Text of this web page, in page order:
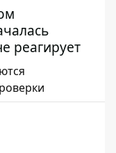
реагирует